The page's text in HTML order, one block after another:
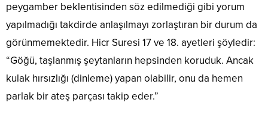
peygamber beklentisinden söz edilmediği gibi yorum
yapılmadığı takdirde anlaşılmayı zorlaştıran bir durum da
görünmemektedir. Hicr Suresi 17 ve 18. ayetleri şöyledir:
“Göğü, taşlanmış şeytanların hepsinden koruduk. Ancak
kulak hırsızlığı (dinleme) yapan olabilir, onu da hemen
parlak bir ateş parçası takip eder.”